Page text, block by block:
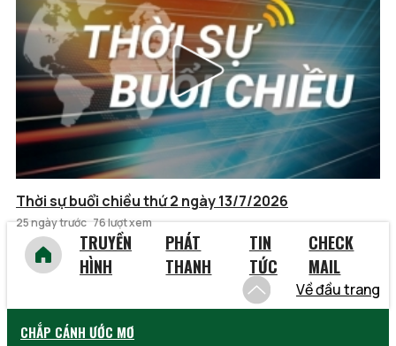
Thời sự buổi chiều thứ 2 ngày 13/7/2026
25 ngày trước 76 lượt xem
TRUYỀN
HÌNH
PHÁT
THANH
TIN
TỨC
CHECK
MAIL
Về đầu trang
CHẮP CÁNH ƯỚC MƠ